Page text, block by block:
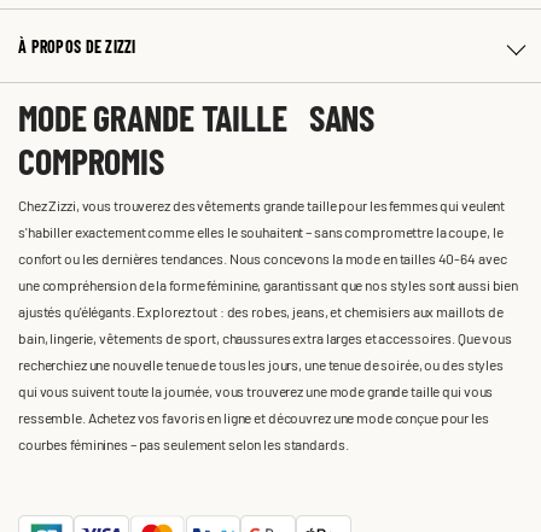
À PROPOS DE ZIZZI
MODE GRANDE TAILLE SANS
COMPROMIS
Chez Zizzi, vous trouverez des vêtements grande taille pour les femmes qui veulent
s'habiller exactement comme elles le souhaitent – sans compromettre la coupe, le
confort ou les dernières tendances. Nous concevons la mode en tailles 40-64 avec
une compréhension de la forme féminine, garantissant que nos styles sont aussi bien
ajustés qu'élégants. Explorez tout : des robes, jeans, et chemisiers aux maillots de
bain, lingerie, vêtements de sport, chaussures extra larges et accessoires. Que vous
recherchiez une nouvelle tenue de tous les jours, une tenue de soirée, ou des styles
qui vous suivent toute la journée, vous trouverez une mode grande taille qui vous
ressemble. Achetez vos favoris en ligne et découvrez une mode conçue pour les
courbes féminines – pas seulement selon les standards.